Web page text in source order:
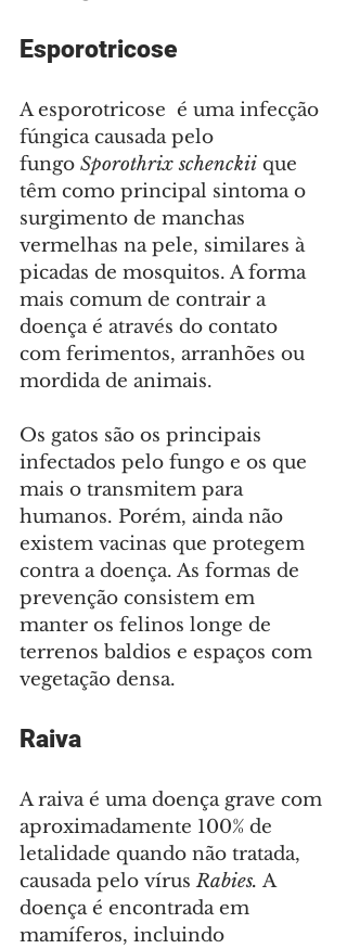
Esporotricose
A esporotricose  é uma infecção
fúngica causada pelo
fungo Sporothrix schenckii que
têm como principal sintoma o
surgimento de manchas
vermelhas na pele, similares à
picadas de mosquitos. A forma
mais comum de contrair a
doença é através do contato
com ferimentos, arranhões ou
mordida de animais.
Os gatos são os principais
infectados pelo fungo e os que
mais o transmitem para
humanos. Porém, ainda não
existem vacinas que protegem
contra a doença. As formas de
prevenção consistem em
manter os felinos longe de
terrenos baldios e espaços com
vegetação densa.
Raiva
A raiva é uma doença grave com
aproximadamente 100% de
letalidade quando não tratada,
causada pelo vírus Rabies. A
doença é encontrada em
mamíferos, incluindo